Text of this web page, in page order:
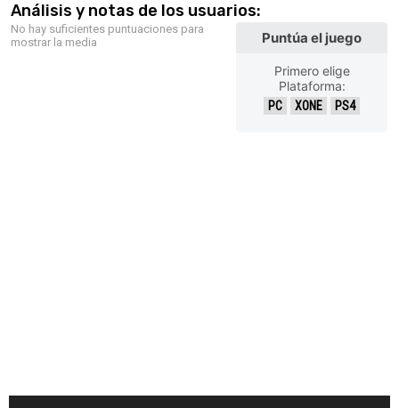
Análisis y notas de los usuarios:
No hay suficientes puntuaciones para
mostrar la media
Puntúa el juego
Primero elige
Plataforma:
PC XONE PS4